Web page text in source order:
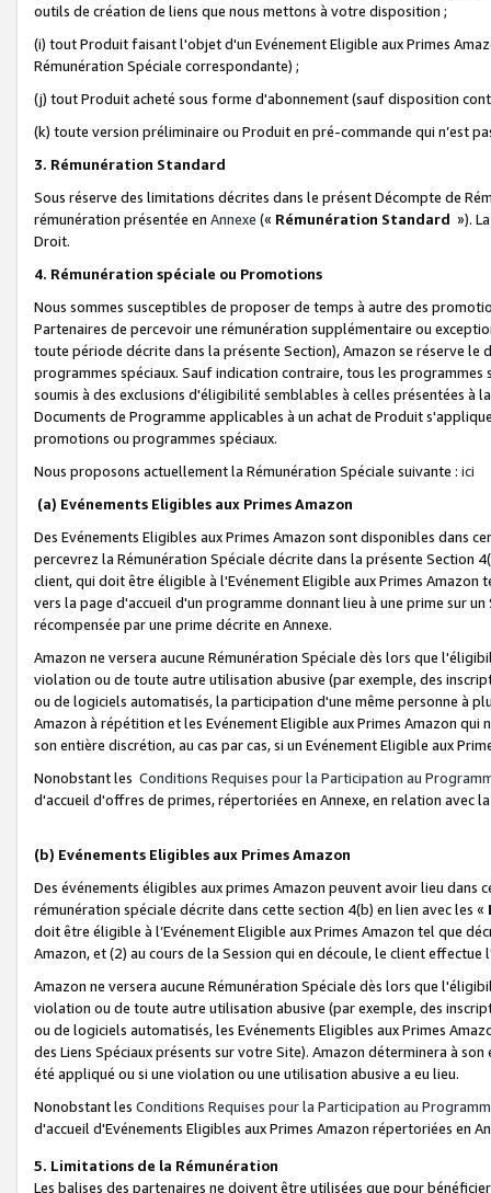
outils de création de liens que nous mettons à votre disposition ;
(i) tout Produit faisant l'objet d'un Evénement Eligible aux Primes
Rémunération Spéciale correspondante) ;
(j) tout Produit acheté sous forme d'abonnement (sauf disposition
(k) toute version préliminaire ou Produit en pré-commande qui n’est
3. Rémunération Standard
Sous réserve des limitations décrites dans le présent Décompte de
rémunération présentée en Annexe (« Rémunération Standard »).
Droit.
4. Rémunération spéciale ou Promotions
Nous sommes susceptibles de proposer de temps à autre des
Partenaires de percevoir une rémunération supplémentaire ou
toute période décrite dans la présente Section), Amazon se réserve
programmes spéciaux. Sauf indication contraire, tous les
soumis à des exclusions d'éligibilité semblables à celles présentées à
Documents de Programme applicables à un achat de Produit
promotions ou programmes spéciaux.
Nous proposons actuellement la Rémunération Spéciale suivante : ici
(a) Evénements Eligibles aux Primes Amazon
Des Evénements Eligibles aux Primes Amazon sont disponibles dans
percevrez la Rémunération Spéciale décrite dans la présente Section
client, qui doit être éligible à l'Evénement Eligible aux Primes Amazon
vers la page d'accueil d'un programme donnant lieu à une prime sur
récompensée par une prime décrite en Annexe.
Amazon ne versera aucune Rémunération Spéciale dès lors que
violation ou de toute autre utilisation abusive (par exemple, des
ou de logiciels automatisés, la participation d'une même personne à
Amazon à répétition et les Evénement Eligible aux Primes Amazon qui
son entière discrétion, au cas par cas, si un Evénement Eligible aux
Nonobstant les Conditions Requises pour la Participation au
d'accueil d'offres de primes, répertoriées en Annexe, en relation avec
(b) Evénements Eligibles aux Primes Amazon
Des événements éligibles aux primes Amazon peuvent avoir lieu dans
rémunération spéciale décrite dans cette section 4(b) en lien avec les «
doit être éligible à l’Evénement Eligible aux Primes Amazon tel que
Amazon, et (2) au cours de la Session qui en découle, le client
Amazon ne versera aucune Rémunération Spéciale dès lors que
violation ou de toute autre utilisation abusive (par exemple, des
ou de logiciels automatisés, les Evénements Eligibles aux Primes
des Liens Spéciaux présents sur votre Site). Amazon déterminera à
été appliqué ou si une violation ou une utilisation abusive a eu lieu.
Nonobstant les Conditions Requises pour la Participation au
d'accueil d'Evénements Eligibles aux Primes Amazon répertoriées en
5. Limitations de la Rémunération
Les balises des partenaires ne doivent être utilisées que pour